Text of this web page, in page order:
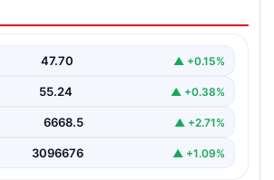
Şoku
çekimi sırasında silah kullanımı…
47.70 ▲ +0.15%
55.24 ▲ +0.38%
6668.5 ▲ +2.71%
3096676 ▲ +1.09%